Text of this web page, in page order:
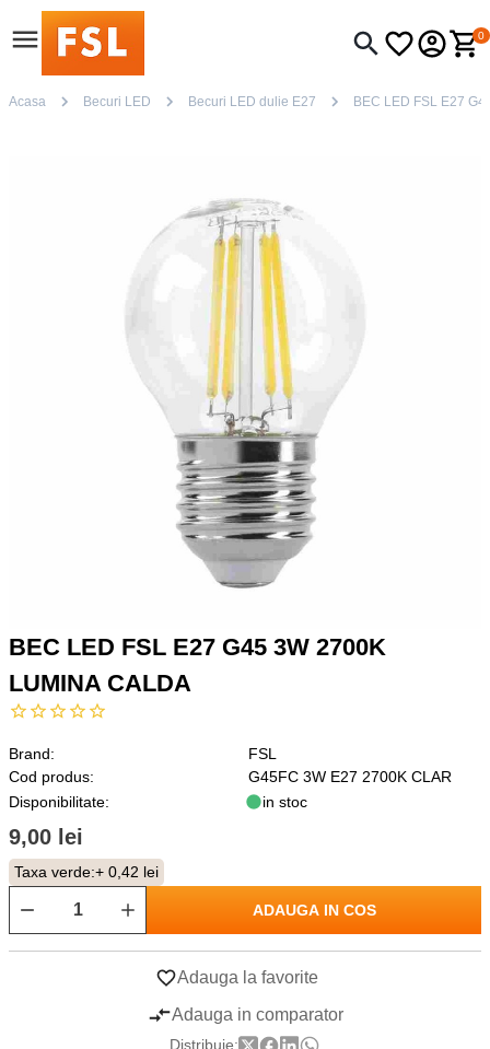
0
Acasa Becuri LED Becuri LED dulie E27 BEC LED FSL E27
BEC LED FSL E27 G45 3W 2700K
LUMINA CALDA
Brand:
FSL
Cod produs:
G45FC 3W E27 2700K CLAR
Disponibilitate:
in stoc
9,00 lei
Taxa verde:+ 0,42 lei
ADAUGA IN COS
Adauga la favorite
Adauga in comparator
Distribuie: